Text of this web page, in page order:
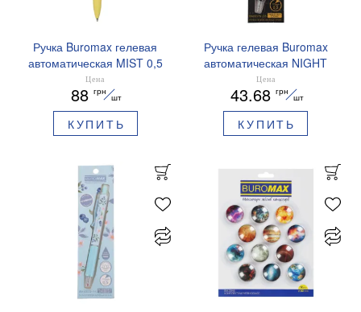
Ручка Buromax гелевая
автоматическая MIST 0,5
мм синие чернила
BM.83103
Цена
88 грн
шт
КУПИТЬ
Ручка гелевая Buromax
автоматическая NIGHT
SKY ZODIAC 0.5 мм
ароматизированный грипп
синие чернила BM.8379-
01
Цена
43.68 грн
шт
КУПИТЬ